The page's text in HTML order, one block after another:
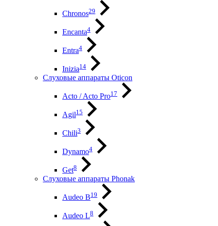
Chronos29
Encanta4
Entra4
Inizia14
Слуховые аппараты Oticon
Acto / Acto Pro17
Agil15
Chili3
Dynamo4
Get8
Слуховые аппараты Phonak
Audeo B19
Audeo L8